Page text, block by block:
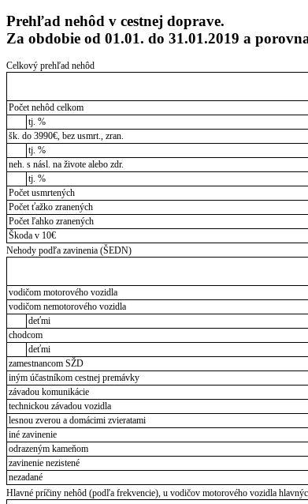
Prehľad nehôd v cestnej doprave.
Za obdobie od 01.01. do 31.01.2019 a
Celkový prehľad nehôd
Počet nehôd celkom
tj. %
šk. do 3990€, bez usmrt., zran.
tj. %
neh. s násl. na živote alebo zdr.
tj. %
Počet usmrtených
Počet ťažko zranených
Počet ľahko zranených
Škoda v 10€
Nehody podľa zavinenia (ŠEDN)
vodičom motorového vozidla
vodičom nemotorového vozidla
deťmi
chodcom
deťmi
zamestnancom SŽD
iným účastníkom cestnej premávky
závadou komunikácie
technickou závadou vozidla
lesnou zverou a domácimi zvieratami
iné zavinenie
odrazeným kameňom
zavinenie nezistené
nezadané
Hlavné príčiny nehôd (podľa frekvencie), u vodičov motorového vozidla